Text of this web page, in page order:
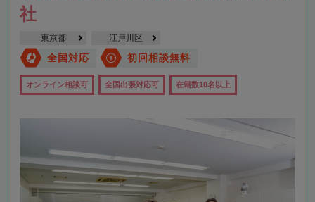
社
東京都 江戸川区
全国対応 初回相談無料
オンライン相談可 全国出張対応可 在籍数10名以上